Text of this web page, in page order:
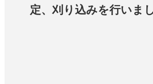
定、刈り込みを行いまし